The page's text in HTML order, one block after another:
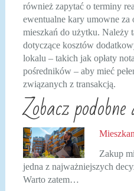
również zapytać o terminy
ewentualne kary umowne za
mieszkań do użytku. Należy
dotyczące kosztów
lokalu – takich jak opłaty
pośredników – aby mieć
związanych z transakcją.
Zobacz
Zakup
jedna z najważniejszych
Warto zatem…